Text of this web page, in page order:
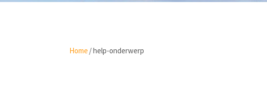
Home /help-onderwerp